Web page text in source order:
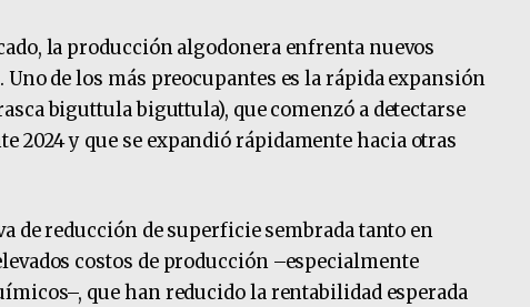
la producción algodonera enfrenta nuevos
Uno de los más preocupantes es la rápida expansión
biguttula biguttula), que comenzó a detectarse
2024 y que se expandió rápidamente hacia otras
de reducción de superficie sembrada tanto en
costos de producción –especialmente
que han reducido la rentabilidad esperada